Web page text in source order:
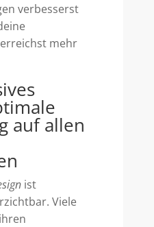
verbesserst
mehr
auf allen
ist
Viele